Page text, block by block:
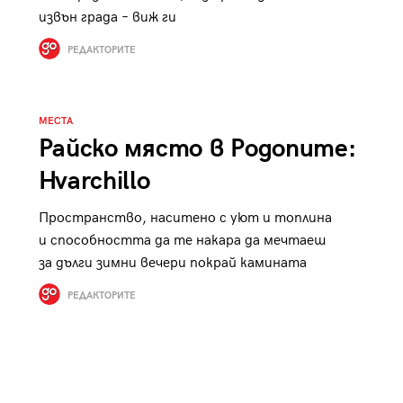
извън града – виж ги
РЕДАКТОРИТЕ
МЕСТА
Райско място в Родопите:
Hvarchillo
Пространство, наситено с уют и топлина
и способността да те накара да мечтаеш
за дълги зимни вечери покрай камината
РЕДАКТОРИТЕ
Tender is the Wine – Какво
се пие на Лазурния бряг
29